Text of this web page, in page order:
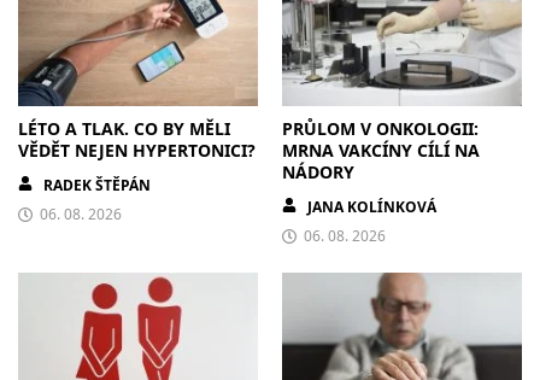
LÉTO A TLAK. CO BY MĚLI
VĚDĚT NEJEN HYPERTONICI?
RADEK ŠTĚPÁN
06. 08. 2026
PRŮLOM V ONKOLOGII:
MRNA VAKCÍNY CÍLÍ NA
NÁDORY
JANA KOLÍNKOVÁ
06. 08. 2026